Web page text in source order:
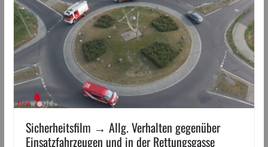
Sicherheitsfilm → Allg. Verhalten gegenüber
Einsatzfahrzeugen und in der Rettungsgasse